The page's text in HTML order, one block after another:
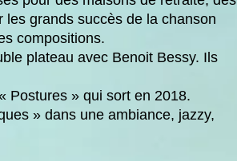
grands succès de la chanson
compositions.
plateau avec Benoit Bessy. Ils
Postures » qui sort en 2018.
» dans une ambiance, jazzy,